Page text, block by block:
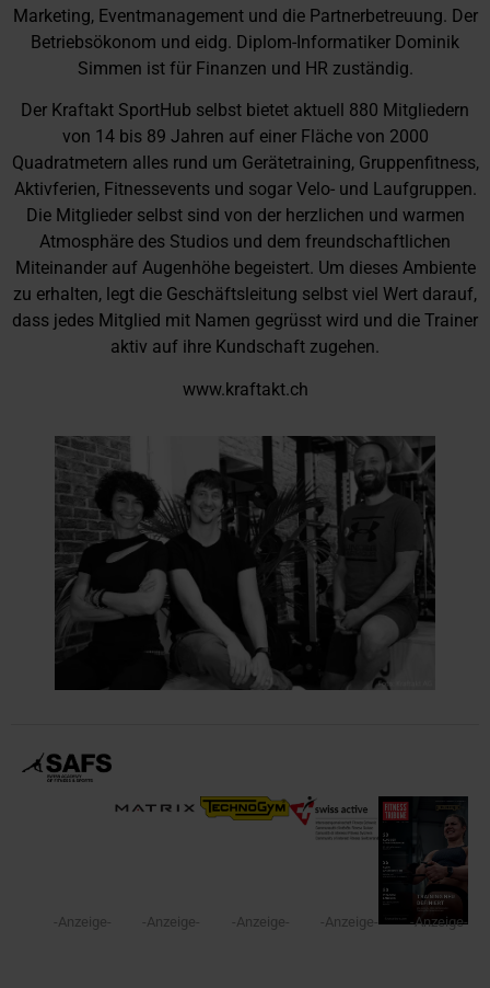
Marketing, Eventmanagement und die Partnerbetreuung. Der
Betriebsökonom und eidg. Diplom-Informatiker Dominik
Simmen ist für Finanzen und HR zuständig.
Der Kraftakt SportHub selbst bietet aktuell 880 Mitgliedern
von 14 bis 89 Jahren auf einer Fläche von 2000
Quadratmetern alles rund um Gerätetraining, Gruppenfitness,
Aktivferien, Fitnessevents und sogar Velo- und Laufgruppen.
Die Mitglieder selbst sind von der herzlichen und warmen
Atmosphäre des Studios und dem freundschaftlichen
Miteinander auf Augenhöhe begeistert. Um dieses Ambiente
zu erhalten, legt die Geschäftsleitung selbst viel Wert darauf,
dass jedes Mitglied mit Namen gegrüsst wird und die Trainer
aktiv auf ihre Kundschaft zugehen.
www.kraftakt.ch
-Anzeige- -Anzeige- -Anzeige- -Anzeige- -Anzeige-